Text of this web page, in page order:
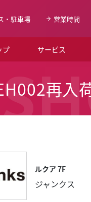
・駐車場 営業時間
プ サービス
ルクア大
SNSアカ
LUCUA
再入
ルクア 7F
ジャンクス